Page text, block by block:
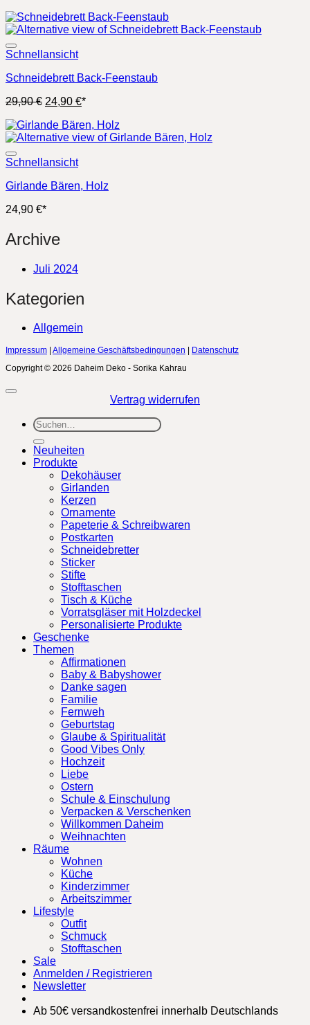
Schnellansicht
Schneidebrett Back-Feenstaub
29,90€ Ursprünglicher
war:
29,90 €
24,90 €Aktueller
ist:
24,90 €.
*
Schnellansicht
Girlande Bären, Holz
24,90 €*
Archive
Juli 2024
Kategorien
Allgemein
Impressum Allgemeine Geschäftsbedingungen
Datenschutz
Copyright © 2026 Daheim Deko - Sorika Kahrau
Vertrag widerrufen
Suchen
nach:
Neuheiten
Produkte
Dekohäuser
Girlanden
Kerzen
Ornamente
Papeterie & Schreibwaren
Postkarten
Schneidebretter
Sticker
Stifte
Stofftaschen
Tisch & Küche
Vorratsgläser mit Holzdeckel
Personalisierte Produkte
Geschenke
Themen
Affirmationen
Baby & Babyshower
Danke sagen
Familie
Fernweh
Geburtstag
Glaube & Spiritualität
Good Vibes Only
Hochzeit
Liebe
Ostern
Schule & Einschulung
Verpacken & Verschenken
Willkommen Daheim
Weihnachten
Räume
Wohnen
Küche
Kinderzimmer
Arbeitszimmer
Lifestyle
Outfit
Schmuck
Stofftaschen
Sale
Anmelden / Registrieren
Newsletter
Ab 50€ versandkostenfrei innerhalb Deutschlands